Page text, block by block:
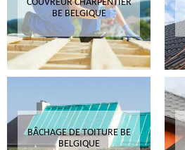
COUVREUR CHARPENTIER
BE BELGIQUE
BÂCHAGE DE TOITURE BE
BELGIQUE